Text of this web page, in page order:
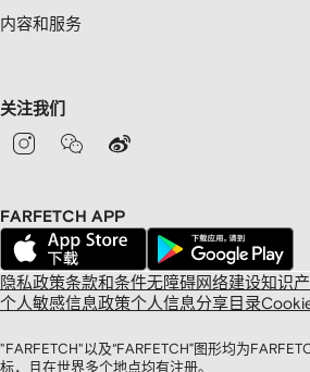
内容和服务
关注我们
FARFETCH APP
隐私政策条款和条件无障碍网络建设知识
个人敏感信息政策个人信息分享目录
"FARFETCH"以及“FARFETCH”图形均为
标，且在世界多个地点均有注册。